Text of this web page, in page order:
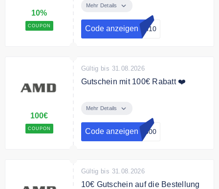
10%
COUPON
10% Rabatt auf das gesamte
Mehr Details
Code anzeigen en10
100€
COUPON
Gültig bis 31.08.2026
Gutschein mit 100€ Rabatt ❤️
gesamte Bestellung
Bedingungen
Mindestbestellmenge von
Mehr Details
Code anzeigen 2500
Gültig bis 31.08.2026
10€ Gutschein auf die Bestellung